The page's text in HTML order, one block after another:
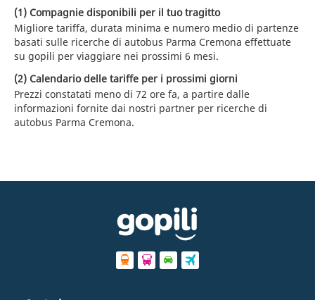
(1) Compagnie disponibili per il tuo tragitto
Migliore tariffa, durata minima e numero medio di partenze
basati sulle ricerche di autobus Parma Cremona effettuate
su gopili per viaggiare nei prossimi 6 mesi.
(2) Calendario delle tariffe per i prossimi giorni
Prezzi constatati meno di 72 ore fa, a partire dalle
informazioni fornite dai nostri partner per ricerche di
autobus Parma Cremona.